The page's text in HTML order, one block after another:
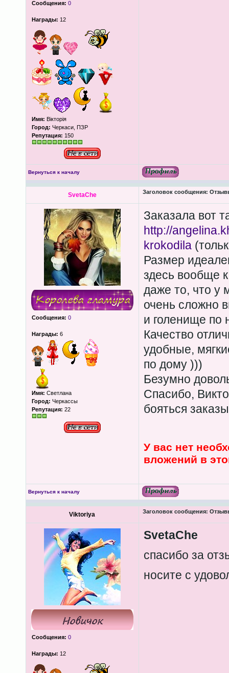
Сообщения: 0
Награды: 12
Имя: Вікторія
Город: Черкаси, ПЗР
Репутация: 150
Вернуться к началу
SvetaChe Заголовок сообщения:
Сообщения: 0
Награды: 6
Имя: Светлана
Город: Черкассы
Репутация: 22
Заказала вот
http://
krokodila
Размер
здесь вообще
даже то, что у
очень сложно
и голенище по
Качество
удобные,
по дому )))
Безумно
Спасибо,
бояться
У вас нет
вложений в
Вернуться к началу
Viktoriya Заголовок сообщения:
Сообщения: 0
Награды: 12
SvetaChe
спасибо за
носите с